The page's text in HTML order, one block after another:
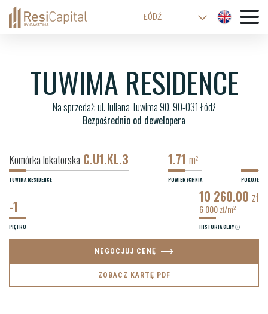
ŁÓDŹ
WROCŁAW
KRAKÓW
BIELSKO-BIAŁA
TUWIMA RESIDENCE
Na sprzedaż: ul. Juliana Tuwima 90, 90-031 Łódź
Bezpośrednio od dewelopera
TUWIMA RESIDENCE
Komórka lokatorska C.U1.KL.3
POWIERZCHNIA
1.71 m2
POKOJE
PIĘTRO
-1
HISTORIA CENY
10 260.00 zł
6 000 zł/m2
NEGOCJUJ CENĘ
ZOBACZ KARTĘ PDF